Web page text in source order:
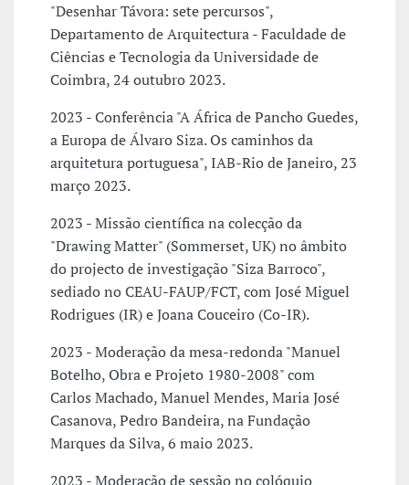
"Desenhar Távora: sete percursos",
Departamento de Arquitectura - Faculdade de
Ciências e Tecnologia da Universidade de
Coimbra, 24 outubro 2023.
2023 - Conferência "A África de Pancho Guedes,
a Europa de Álvaro Siza. Os caminhos da
arquitetura portuguesa", IAB-Rio de Janeiro, 23
março 2023.
2023 - Missão científica na colecção da
"Drawing Matter" (Sommerset, UK) no âmbito
do projecto de investigação "Siza Barroco",
sediado no CEAU-FAUP/FCT, com José Miguel
Rodrigues (IR) e Joana Couceiro (Co-IR).
2023 - Moderação da mesa-redonda "Manuel
Botelho, Obra e Projeto 1980-2008" com
Carlos Machado, Manuel Mendes, Maria José
Casanova, Pedro Bandeira, na Fundação
Marques da Silva, 6 maio 2023.
2023 - Moderação de sessão no colóquio